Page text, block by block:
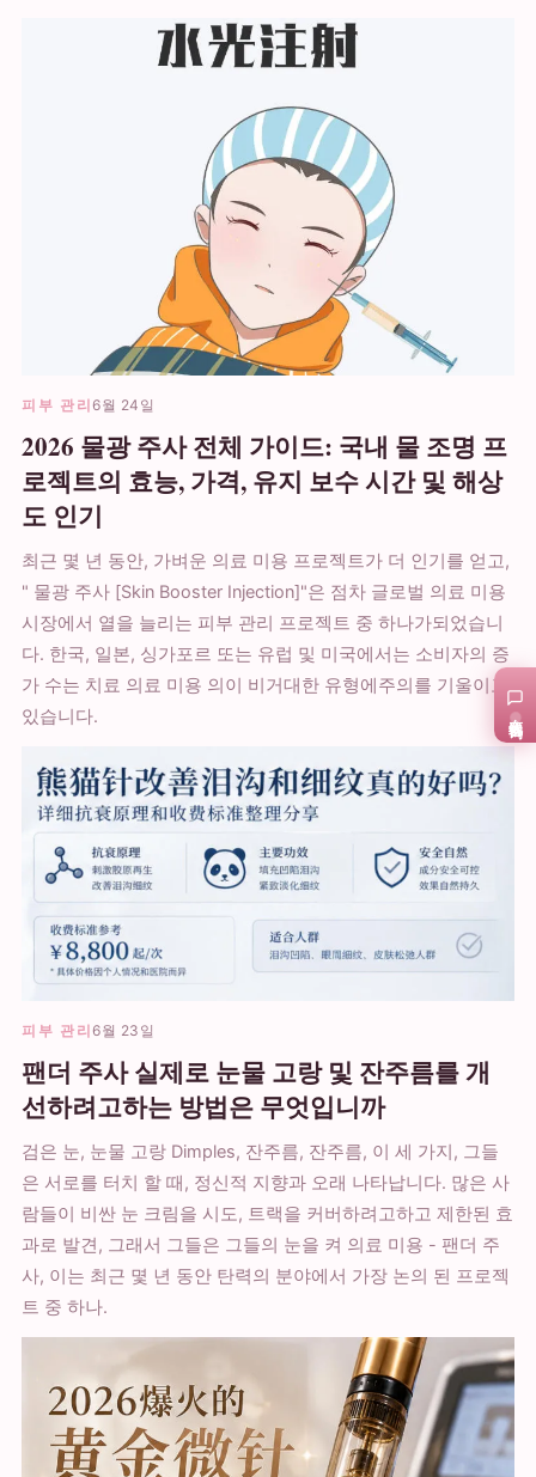
피부 관리6월 24일
2026 물광 주사 전체 가이드: 국내 물 조명 프
로젝트의 효능, 가격, 유지 보수 시간 및 해상
도 인기
최근 몇 년 동안, 가벼운 의료 미용 프로젝트가 더 인기를 얻고,
" 물광 주사 [Skin Booster Injection]"은 점차 글로벌 의료 미용
시장에서 열을 늘리는 피부 관리 프로젝트 중 하나가되었습니
다. 한국, 일본, 싱가포르 또는 유럽 및 미국에서는 소비자의 증
가 수는 치료 의료 미용 의이 비거대한 유형에주의를 기울이고
있습니다.
피부 관리6월 23일
팬더 주사 실제로 눈물 고랑 및 잔주름를 개
선하려고하는 방법은 무엇입니까
검은 눈, 눈물 고랑 Dimples, 잔주름, 잔주름, 이 세 가지, 그들
은 서로를 터치 할 때, 정신적 지향과 오래 나타납니다. 많은 사
람들이 비싼 눈 크림을 시도, 트랙을 커버하려고하고 제한된 효
과로 발견, 그래서 그들은 그들의 눈을 켜 의료 미용 - 팬더 주
사, 이는 최근 몇 년 동안 탄력의 분야에서 가장 논의 된 프로젝
트 중 하나.